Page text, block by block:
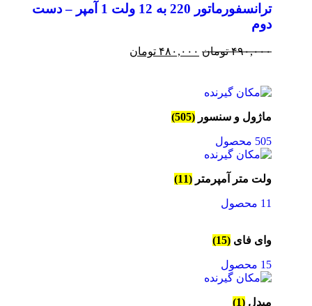
ترانسفورماتور 220 به 12 ولت 1 آمپر – دست
دوم
۴۹۰,۰۰۰ تومان ۴۸۰,۰۰۰ تومان
ماژول و سنسور (505)
505 محصول
ولت متر آمپرمتر (11)
11 محصول
وای فای (15)
15 محصول
مبدل (1)